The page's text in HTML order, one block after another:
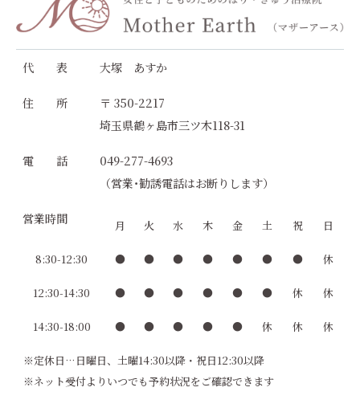
代 表 大塚 あすか
住 所
〒 350-2217
埼玉県鶴ヶ島市三ツ木118-31
電 話
049-277-4693
（営業･勧誘電話はお断りします）
営業時間 月 火 水 木 金 土 祝 日
8:30-12:30 ● ● ● ● ● ● ● 休
12:30-14:30 ● ● ● ● ● ● 休 休
14:30-18:00 ● ● ● ● ● 休 休 休
※定休日…日曜日、土曜14:30以降・祝日12:30以降
※ネット受付よりいつでも予約状況をご確認できます